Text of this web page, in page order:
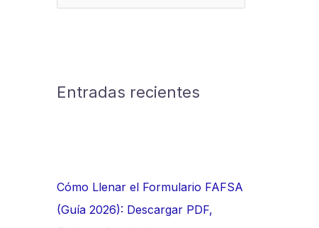
u
r
:
Entradas recientes
Cómo Llenar el Formulario FAFSA
(Guía 2026): Descargar PDF,